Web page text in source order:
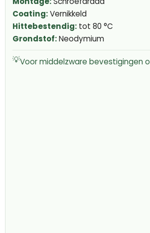
Coating:Vernikkeld
Hittebestendig: tot 80 °C
Grondstof:Neodymium
💡Voor middelzware bevestigingen